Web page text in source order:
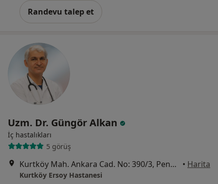
Randevu talep et
Uzm. Dr. Güngör Alkan
İç hastalıkları
5 görüş
Kurtköy Mah. Ankara Cad. No: 390/3, Pendik • Harita
Kurtköy Ersoy Hastanesi